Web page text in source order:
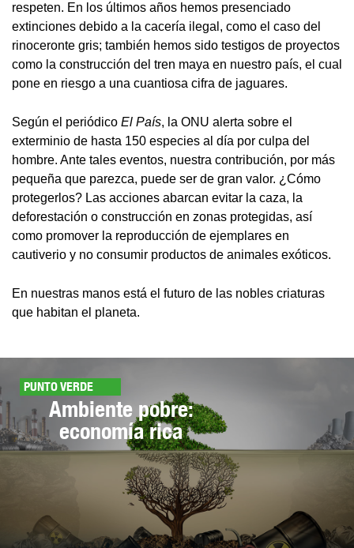
respeten. En los últimos años hemos presenciado
extinciones debido a la cacería ilegal, como el caso del
rinoceronte gris; también hemos sido testigos de proyectos
como la construcción del tren maya en nuestro país, el cual
pone en riesgo a una cuantiosa cifra de jaguares.
Según el periódico El País, la ONU alerta sobre el
exterminio de hasta 150 especies al día por culpa del
hombre. Ante tales eventos, nuestra contribución, por más
pequeña que parezca, puede ser de gran valor. ¿Cómo
protegerlos? Las acciones abarcan evitar la caza, la
deforestación o construcción en zonas protegidas, así
como promover la reproducción de ejemplares en
cautiverio y no consumir productos de animales exóticos.
En nuestras manos está el futuro de las nobles criaturas
que habitan el planeta.
PUNTO VERDE
Ambiente pobre:
economía rica